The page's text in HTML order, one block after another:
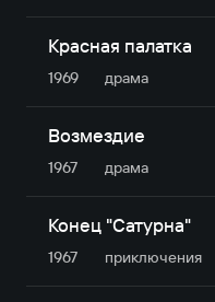
Красная палатка
1969 драма
Возмездие
1967 драма
Конец "Сатурна"
1967 приключе­ния